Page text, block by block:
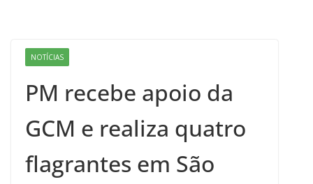
NOTÍCIAS
PM recebe apoio da
GCM e realiza quatro
flagrantes em São